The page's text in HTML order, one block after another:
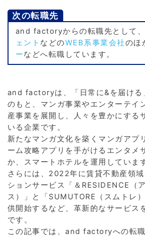
次の転職先
and factoryからの転職先として
ェント などのWEB系事業会社のほ
ーなどへ転職しています。
and factoryは、「日常に&を届ける
のもと、マンガ事業やエンターテイ
産事業を展開し、人々を豊かにする
いる企業です。
新たなマンガ文化を築くマンガアプ
ーム攻略アプリを手がけるエンタメ
か、スマートホテルを運用していま
さらには、2022年に賃貸不動産領
ションサービス「＆RESIDENCE（
ス）」と「SUMUTORE（スムトレ
供開始するなど、革新的なサービス
です。
この記事では、and factoryへの転